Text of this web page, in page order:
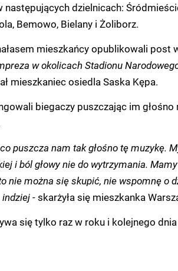
następujących dzielnicach:
Bemowo, Bielany i Żoliborz.
mieszkańcy opublikowali post
w okolicach Stadionu
mieszkaniec osiedla Saska Kępa.
biegaczy puszczając im głośno
puszcza nam tak głośno tę muzykę.
i ból głowy nie do wytrzymania. Mamy
nie można się skupić, nie wspomnę o
indziej- skarżyła się mieszkanka
się tylko raz w roku i kolejnego